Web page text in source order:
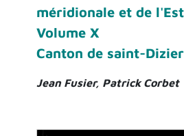
méridionale et de
Volume X
Canton de saint-
Jean Fusier, Patrick Corbet